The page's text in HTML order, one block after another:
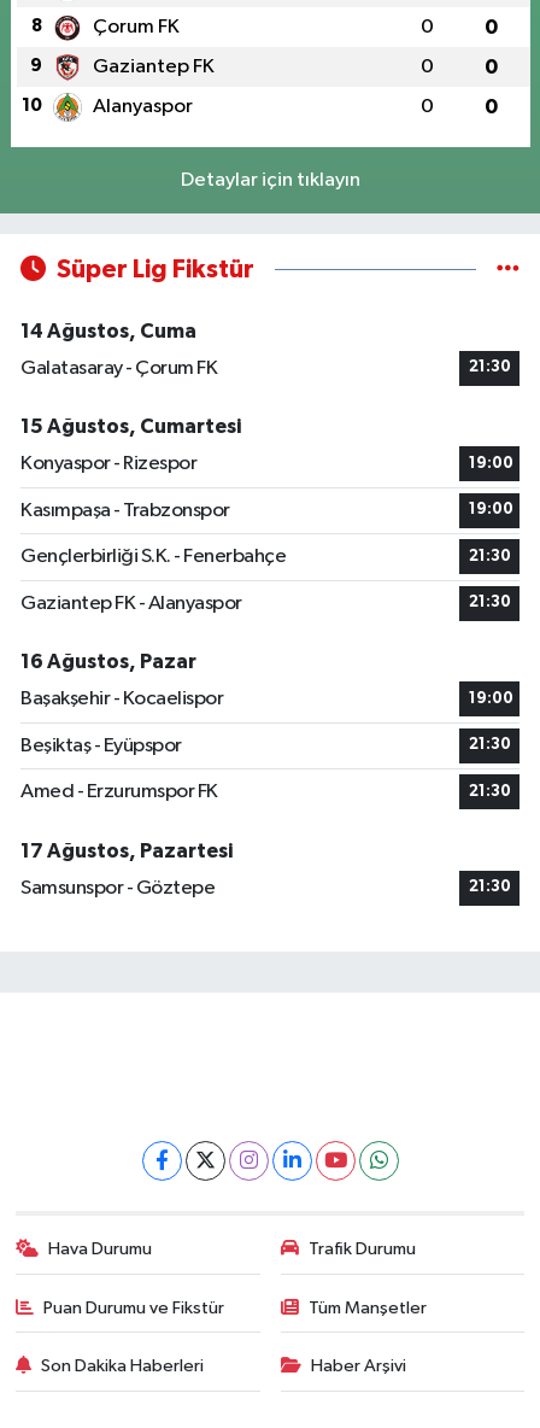
8 Çorum FK 0 0
9 Gaziantep FK 0 0
10 Alanyaspor 0 0
Detaylar için tıklayın
Süper Lig Fikstür
14 Ağustos, Cuma
Galatasaray - Çorum FK
21:30
15 Ağustos, Cumartesi
Konyaspor - Rizespor
19:00
Kasımpaşa - Trabzonspor 19:00
Gençlerbirliği S.K. - Fenerbahçe 21:30
Gaziantep FK - Alanyaspor 21:30
16 Ağustos, Pazar
Başakşehir - Kocaelispor
19:00
Beşiktaş - Eyüpspor 21:30
Amed - Erzurumspor FK 21:30
17 Ağustos, Pazartesi
Samsunspor - Göztepe
21:30
Hava Durumu Trafik Durumu
Puan Durumu ve Fikstür Tüm Manşetler
Son Dakika Haberleri Haber Arşivi